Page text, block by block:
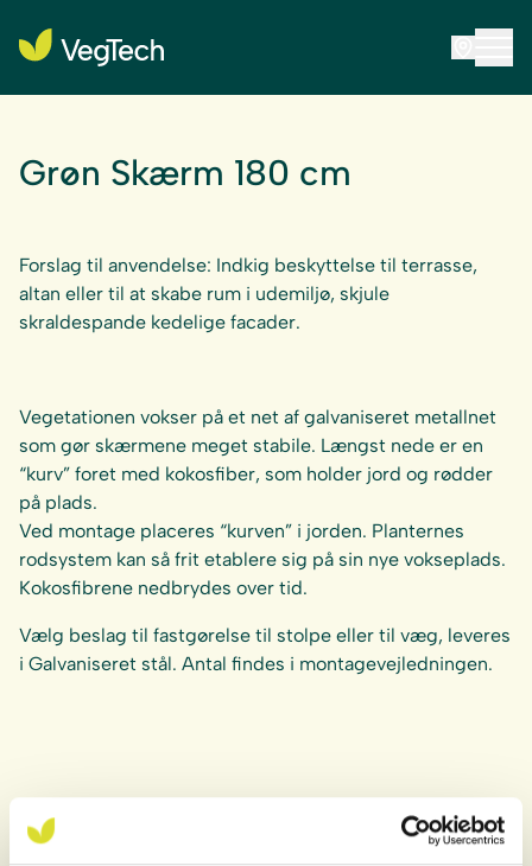
Grøn Skærm 180 cm
Forslag til anvendelse: Indkig beskyttelse til terrasse,
altan eller til at skabe rum i udemiljø, skjule
skraldespande kedelige facader.
Vegetationen vokser på et net af galvaniseret metallnet
som gør skærmene meget stabile. Længst nede er en
“kurv” foret med kokosfiber, som holder jord og rødder
på plads.
Ved montage placeres “kurven” i jorden. Planternes
rodsystem kan så frit etablere sig på sin nye vokseplads.
Kokosfibrene nedbrydes over tid.
Vælg beslag til fastgørelse til stolpe eller til væg, leveres
i Galvaniseret stål. Antal findes i montagevejledningen.